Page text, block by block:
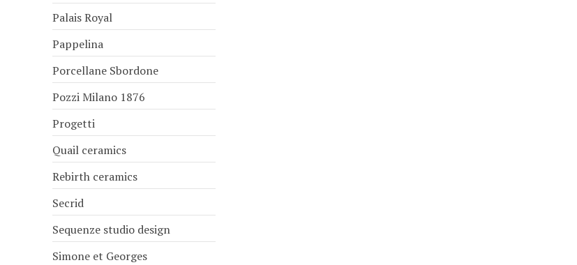
Palais Royal
Pappelina
Porcellane Sbordone
Pozzi Milano 1876
Progetti
Quail ceramics
Rebirth ceramics
Secrid
Sequenze studio design
Simone et Georges